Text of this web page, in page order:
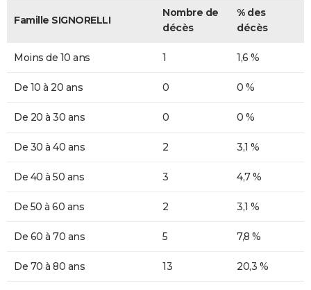
Famille SIGNORELLI
Nombre de
décès
% des
décès
Moins de 10 ans 1 1,6 %
De 10 à 20 ans 0 0 %
De 20 à 30 ans 0 0 %
De 30 à 40 ans 2 3,1 %
De 40 à 50 ans 3 4,7 %
De 50 à 60 ans 2 3,1 %
De 60 à 70 ans 5 7,8 %
De 70 à 80 ans 13 20,3 %